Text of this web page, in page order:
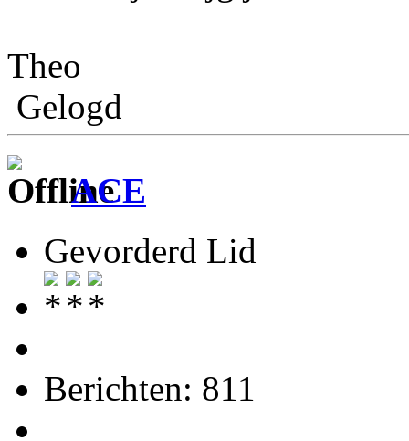
Theo
Gelogd
ACE
Gevorderd Lid
Berichten: 811